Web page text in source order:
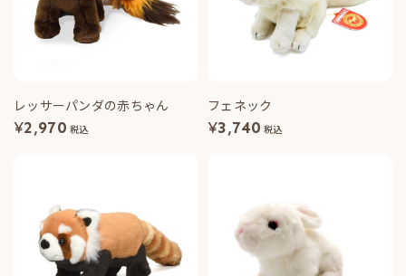
レッサーパンダの赤ちゃん
¥2,970 税込
フェネック
¥3,740 税込